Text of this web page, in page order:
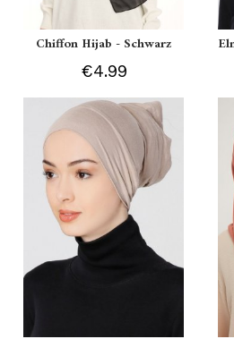
Chiffon Hijab - Schwarz
€4.99